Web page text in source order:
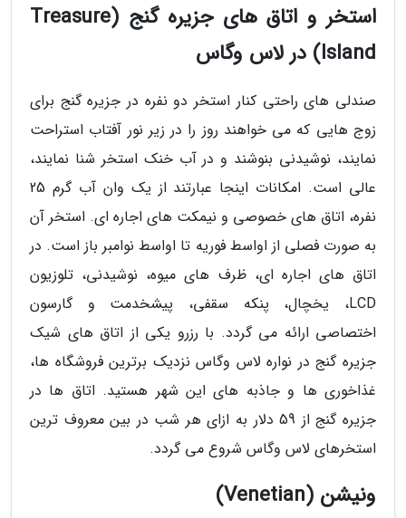
استخر و اتاق های جزیره گنج (Treasure
Island) در لاس وگاس
صندلی های راحتی کنار استخر دو نفره در جزیره گنج برای
زوج هایی که می خواهند روز را در زیر نور آفتاب استراحت
نمایند، نوشیدنی بنوشند و در آب خنک استخر شنا نمایند،
عالی است. امکانات اینجا عبارتند از یک وان آب گرم 25
نفره، اتاق های خصوصی و نیمکت های اجاره ای. استخر آن
به صورت فصلی از اواسط فوریه تا اواسط نوامبر باز است. در
اتاق های اجاره ای، ظرف های میوه، نوشیدنی، تلوزیون
LCD، یخچال، پنکه سقفی، پیشخدمت و گارسون
اختصاصی ارائه می گردد. با رزرو یکی از اتاق های شیک
جزیره گنج در نواره لاس وگاس نزدیک برترین فروشگاه ها،
غذاخوری ها و جاذبه های این شهر هستید. اتاق ها در
جزیره گنج از 59 دلار به ازای هر شب در بین معروف ترین
استخرهای لاس وگاس شروع می گردد.
ونیشن (Venetian)